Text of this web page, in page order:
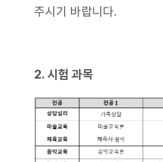
주시기 바랍니다.
2. 시험 과목